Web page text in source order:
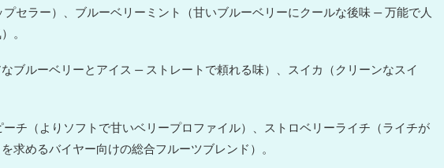
セラー）、ブルーベリーミント（甘いブルーベリーにクールな後味 — 万能で人
。
ブルーベリーとアイス — ストレートで頼れる味）、スイカ（クリーンなスイ
チ（よりソフトで甘いベリープロファイル）、ストロベリーライチ（ライチが
めるバイヤー向けの総合フルーツブレンド）。